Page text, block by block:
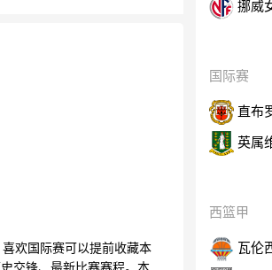
欢国际赛可以提前收藏本
交锋、最新比赛赛程。本
挪威
国际赛
直布
英属
西篮甲
瓦伦